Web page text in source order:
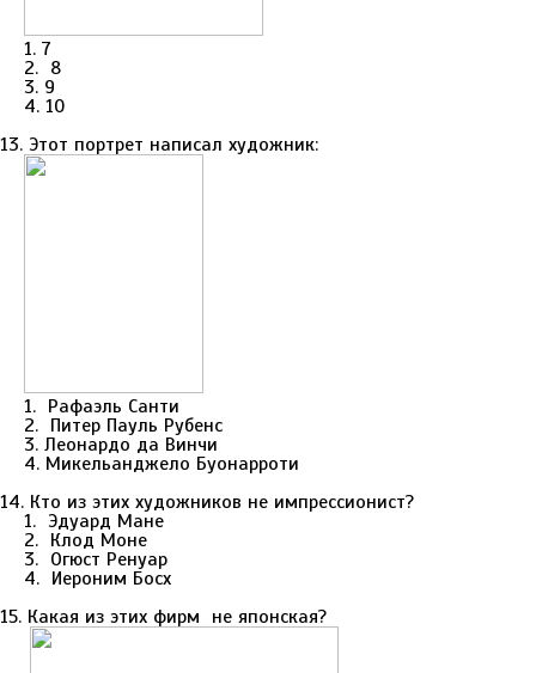
1. 7
2. 8
3. 9
4. 10
13. Этот портрет написал художник:
1. Рафаэль Санти
2. Питер Пауль Рубенс
3. Леонардо да Винчи
4. Микельанджело Буонарроти
14. Кто из этих художников не импрессионист?
1. Эдуард Мане
2. Клод Моне
3. Огюст Ренуар
4. Иероним Босх
15. Какая из этих фирм не японская?